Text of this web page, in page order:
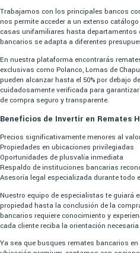
Trabajamos con los principales bancos
nos permite acceder a un extenso
casas unifamiliares hasta departamentos
bancarios se adapta a diferentes
En nuestra plataforma encontrarás
exclusivas como Polanco, Lomas de
pueden alcanzar hasta el 50% por debajo
cuidadosamente verificada para
de compra seguro y transparente.
Beneficios de Invertir en Remates
Precios significativamente menores al
Propiedades en ubicaciones privilegiadas
Oportunidades de plusvalía inmediata
Respaldo de instituciones bancarias
Asesoría legal especializada durante todo
Nuestro equipo de especialistas te guiará
propiedad hasta la conclusión de la
bancarios requiere conocimiento y
cada cliente reciba la orientación
Ya sea que busques remates bancarios en